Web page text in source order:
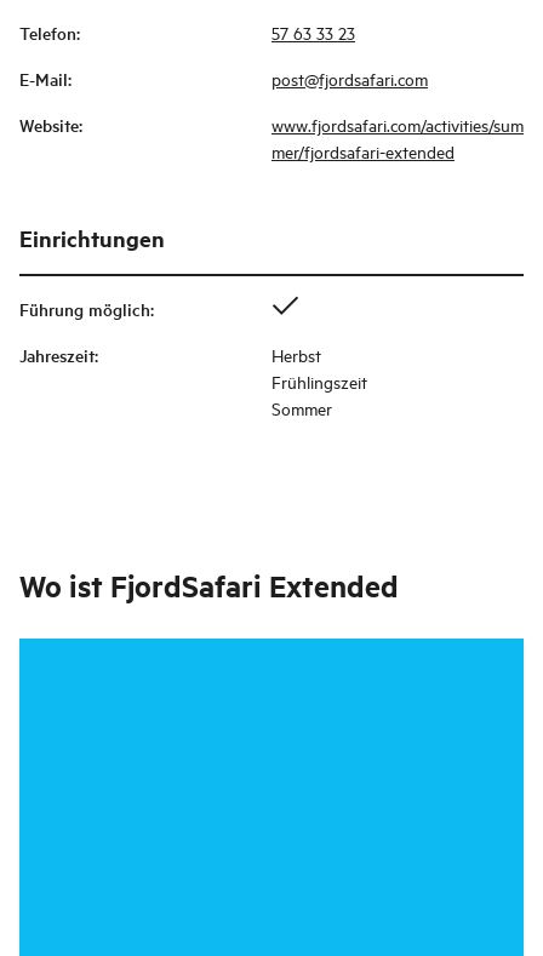
Telefon: 57 63 33 23
E-Mail: post@fjordsafari.com
Website:
www.fjordsafari.com/activities/sum
mer/fjordsafari-extended
Einrichtungen
Führung möglich:
Jahreszeit:
Herbst
Frühlingszeit
Sommer
Wo ist FjordSafari Extended